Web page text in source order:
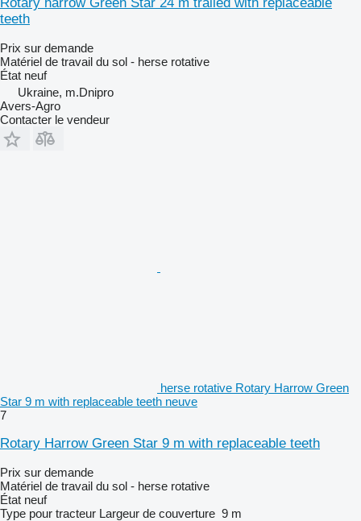
teeth
Prix sur demande
Matériel de travail du sol - herse rotative
État neuf
Ukraine, m.Dnipro
Avers-Agro
Contacter le vendeur
herse rotative Rotary Harrow Green
Star 9 m with replaceable teeth neuve
7
Rotary Harrow Green Star 9 m with replaceable teeth
Prix sur demande
Matériel de travail du sol - herse rotative
État neuf
Type pour tracteur Largeur de couverture 9 m